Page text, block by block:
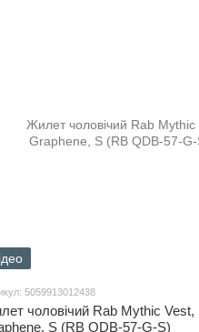
5059913012438
чоловічий Rab Mythic Vest,
S (RB QDB-57-G-S)